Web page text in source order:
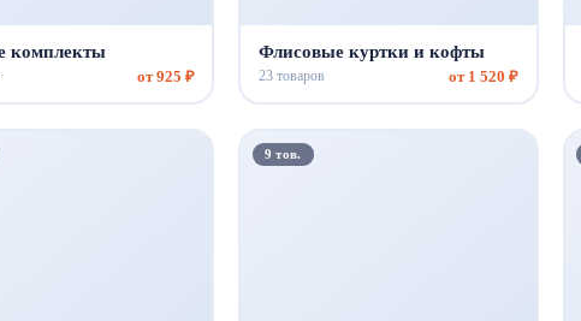
комплекты
· от 925 ₽
Флисовые куртки и кофты
23 товаров· от 1 520 ₽
9 тов.